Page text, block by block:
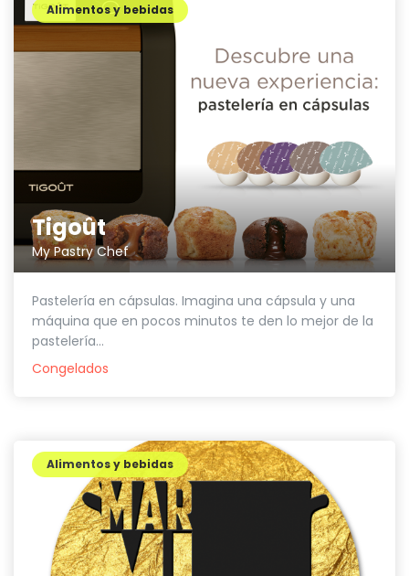
Tigoût
My Pastry Chef
Alimentos y bebidas
Pastelería en cápsulas. Imagina una cápsula y una
máquina que en pocos minutos te den lo mejor de la
pastelería...
Congelados
Alimentos y bebidas